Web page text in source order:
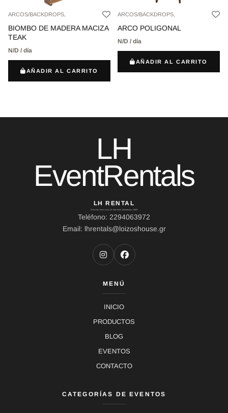
ARCOS/BACKDROPS,
BIOMBO DE MADERA MACIZA
TEAK
N/D / día
AÑADIR AL CARRITO
ARCOS/BACKDROPS,
ARCO POLIGONAL
N/D / día
AÑADIR AL CARRITO
LH
EventRentals
LH RENTAL
Dirección: Ierou Loxou 10, Kato Souli, Marathonas, 19007
Teléfono: 2294063972
Email: lhrentals@loizoshouse.gr
MENÚ
INICIO
PRODUCTOS
BLOG
EVENTOS
CONTACTO
CATEGORÍAS DE EVENTOS